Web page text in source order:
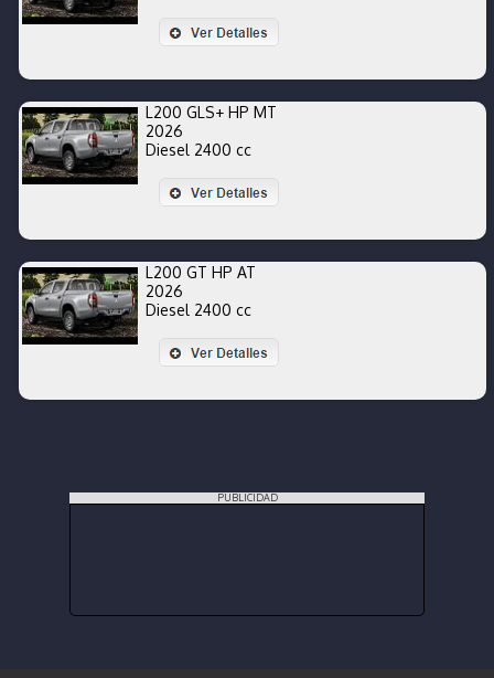
L200 GLS+ HP MT
2026
Diesel 2400 cc
L200 GT HP AT
2026
Diesel 2400 cc
PUBLICIDAD